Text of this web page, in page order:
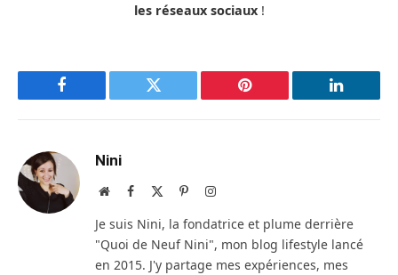
les réseaux sociaux!
Facebook Twitter Pinterest LinkedIn
Nini
Site Facebook PinterestInstagram
Je suis Nini, la fondatrice et plume derrière
"Quoi de Neuf Nini", mon blog lifestyle lancé
en 2015. J'y partage mes expériences, mes